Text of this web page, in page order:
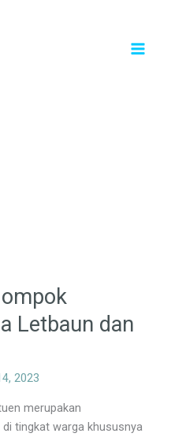
Letbaun dan
2023
merupakan
tingkat warga khususnya